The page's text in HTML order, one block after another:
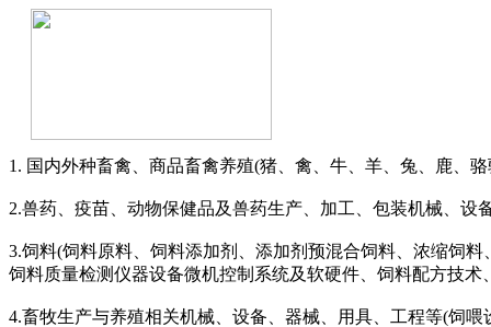
1. 国内外种畜禽、商品畜禽养殖(猪、禽、牛、羊、兔、鹿、
2.兽药、疫苗、动物保健品及兽药生产、加工、包装机械、设
3.饲料(饲料原料、饲料添加剂、添加剂预混合饲料、浓缩饲
饲料质量检测仪器设备微机控制系统及软硬件、饲料配方技术
4.畜牧生产与养殖相关机械、设备、器械、用具、工程等(饲